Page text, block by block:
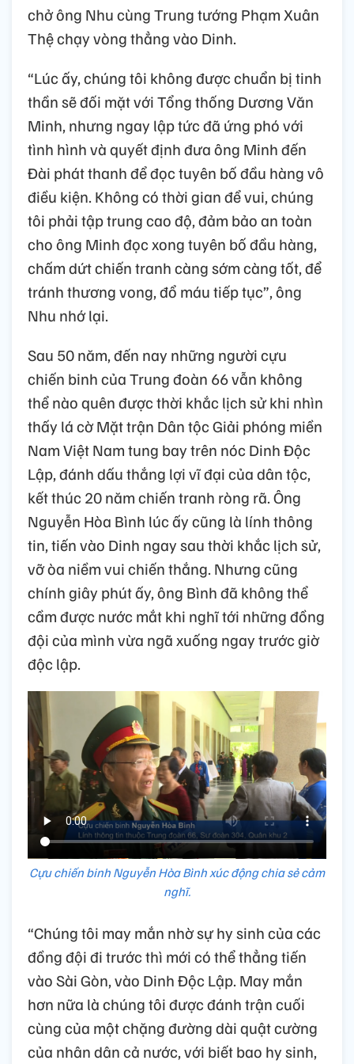
chở ông Nhu cùng Trung tướng Phạm Xuân
Thệ chạy vòng thẳng vào Dinh.
“Lúc ấy, chúng tôi không được chuẩn bị tinh
thần sẽ đối mặt với Tổng thống Dương Văn
Minh, nhưng ngay lập tức đã ứng phó với
tình hình và quyết định đưa ông Minh đến
Đài phát thanh để đọc tuyên bố đầu hàng vô
điều kiện. Không có thời gian để vui, chúng
tôi phải tập trung cao độ, đảm bảo an toàn
cho ông Minh đọc xong tuyên bố đầu hàng,
chấm dứt chiến tranh càng sớm càng tốt, để
tránh thương vong, đổ máu tiếp tục”, ông
Nhu nhớ lại.
Sau 50 năm, đến nay những người cựu
chiến binh của Trung đoàn 66 vẫn không
thể nào quên được thời khắc lịch sử khi nhìn
thấy lá cờ Mặt trận Dân tộc Giải phóng miền
Nam Việt Nam tung bay trên nóc Dinh Độc
Lập, đánh dấu thắng lợi vĩ đại của dân tộc,
kết thúc 20 năm chiến tranh ròng rã. Ông
Nguyễn Hòa Bình lúc ấy cũng là lính thông
tin, tiến vào Dinh ngay sau thời khắc lịch sử,
vỡ òa niềm vui chiến thắng. Nhưng cũng
chính giây phút ấy, ông Bình đã không thể
cầm được nước mắt khi nghĩ tới những đồng
đội của mình vừa ngã xuống ngay trước giờ
độc lập.
Cựu chiến binh Nguyễn Hòa Bình xúc động chia sẻ cảm
nghĩ.
“Chúng tôi may mắn nhờ sự hy sinh của các
đồng đội đi trước thì mới có thể thẳng tiến
vào Sài Gòn, vào Dinh Độc Lập. May mắn
hơn nữa là chúng tôi được đánh trận cuối
cùng của một chặng đường dài quật cường
của nhân dân cả nước, với biết bao hy sinh,